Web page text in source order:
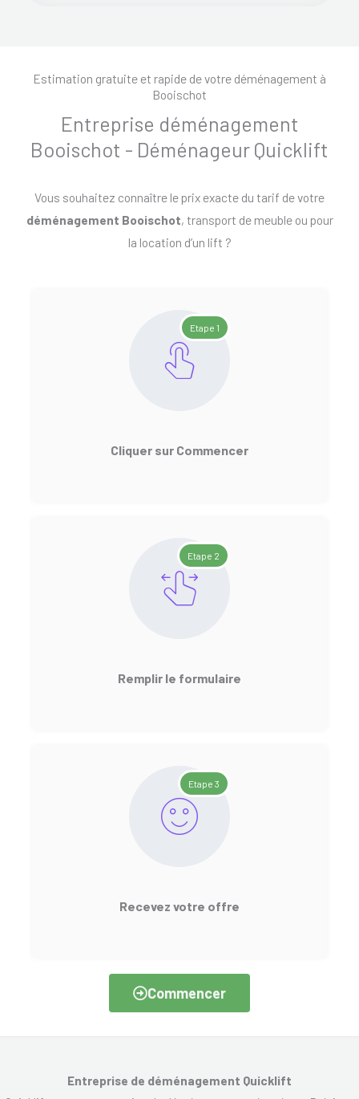
Estimation gratuite et rapide de votre déménagement à
Booischot
Entreprise déménagement
Booischot - Déménageur Quicklift
Vous souhaitez connaître le prix exacte du tarif de votre
déménagement Booischot, transport de meuble ou pour
la location d’un lift ?
Etape 1
Cliquer sur Commencer
Etape 2
Remplir le formulaire
Etape 3
Recevez votre offre
Commencer
Entreprise de déménagement Quicklift